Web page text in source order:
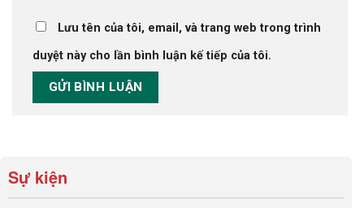
Lưu tên của tôi, email, và trang web trong trình
duyệt này cho lần bình luận kế tiếp của tôi.
Sự kiện